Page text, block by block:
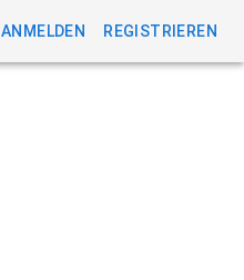
ANMELDEN REGISTRIEREN